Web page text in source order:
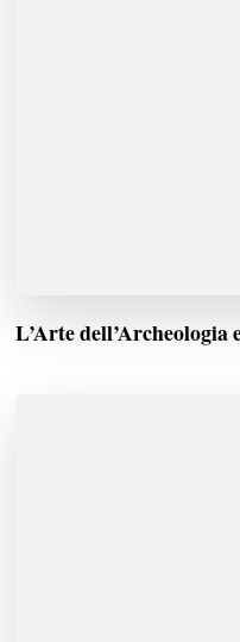
L’Arte dell’Archeologia